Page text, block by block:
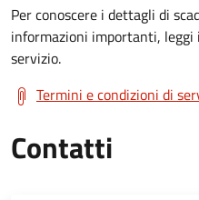
Per conoscere i dettagli di
informazioni importanti,
servizio.
Termini e condizioni di
Contatti